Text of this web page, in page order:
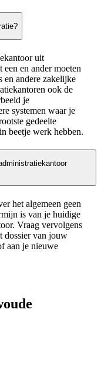
uit
en ander moeten
en andere zakelijke
ook de
je
systemen waar je
gedeelte
beetje werk hebben.
het algemeen geen
is van je huidige
Vraag vervolgens
dossier van jouw
aan je nieuwe